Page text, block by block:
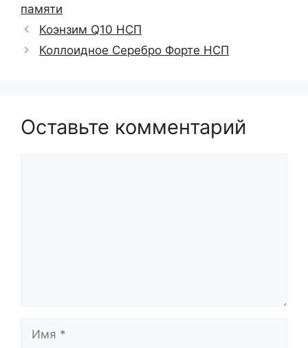
памяти
Коэнзим Q10 НСП
Коллоидное Серебро Форте НСП
Оставьте комментарий
Имя